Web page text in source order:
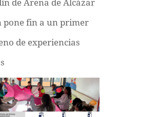
de Arena de Alcázar
pone fin a un primer
de experiencias